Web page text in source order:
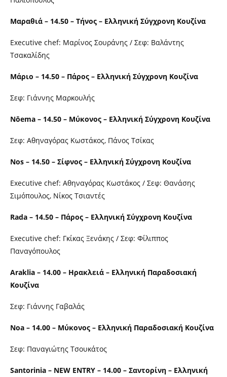
Μαραθιά – 14.50 – Τήνος – Ελληνική Σύγχρονη Κουζίνα
Εxecutive chef: Μαρίνος Σουράνης / Σεφ: Βαλάντης
Τσακαλίδης
Μάριο – 14.50 – Πάρος – Ελληνική Σύγχρονη Κουζίνα
Σεφ: Γιάννης Μαρκουλής
Nōema – 14.50 – Μύκονος – Ελληνική Σύγχρονη Κουζίνα
Σεφ: Αθηναγόρας Κωστάκος, Πάνος Τσίκας
Nos – 14.50 – Σίφνος – Ελληνική Σύγχρονη Κουζίνα
Executive chef: Αθηναγόρας Κωστάκος / Σεφ: Θανάσης
Σιμόπουλος, Νίκος Τσιαντές
Rada – 14.50 – Πάρος – Ελληνική Σύγχρονη Κουζίνα
Executive chef: Γκίκας Ξενάκης / Σεφ: Φίλιππος
Παναγόπουλος
Araklia – 14.00 – Ηρακλειά – Ελληνική Παραδοσιακή
Κουζίνα
Σεφ: Γιάννης Γαβαλάς
Noa – 14.00 – Μύκονος – Ελληνική Παραδοσιακή Κουζίνα
Σεφ: Παναγιώτης Τσουκάτος
Santorinia – NEW ENTRY – 14.00 – Σαντορίνη – Ελληνική